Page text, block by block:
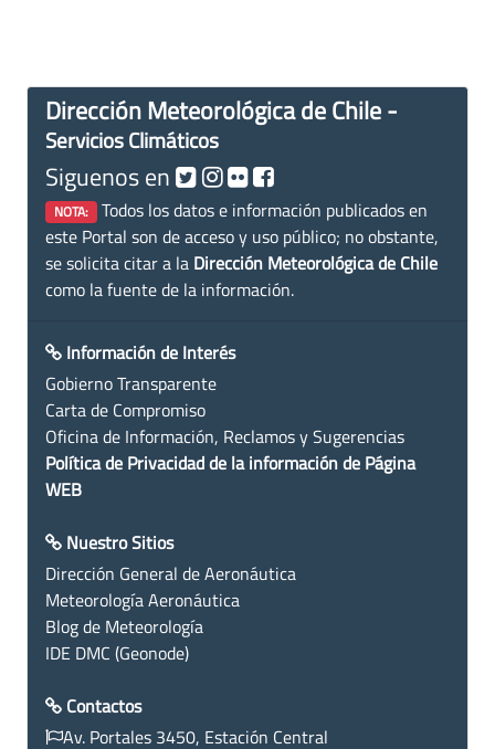
Dirección Meteorológica de Chile -
Servicios Climáticos
Siguenos en
NOTA: Todos los datos e información publicados en
este Portal son de acceso y uso público; no obstante,
se solicita citar a la Dirección Meteorológica de Chile
como la fuente de la información.
Información de Interés
Gobierno Transparente
Carta de Compromiso
Oficina de Información, Reclamos y Sugerencias
Política de Privacidad de la información de Página
WEB
Nuestro Sitios
Dirección General de Aeronáutica
Meteorología Aeronáutica
Blog de Meteorología
IDE DMC (Geonode)
Contactos
Av. Portales 3450, Estación Central